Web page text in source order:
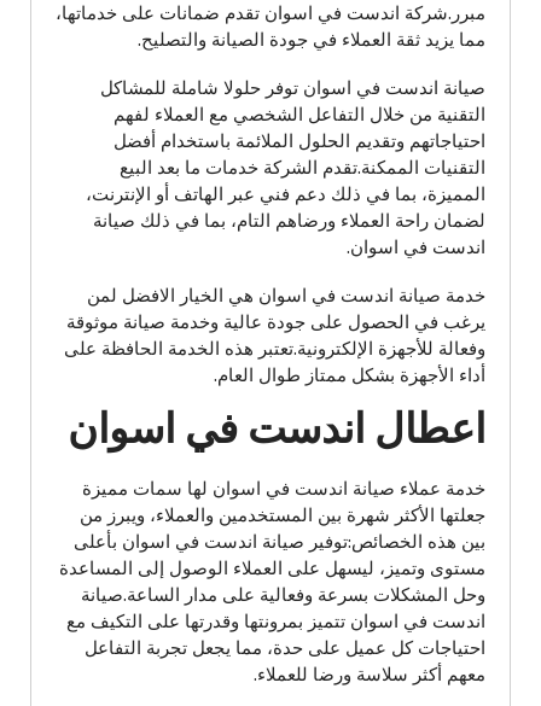
مبرر.شركة اندست في اسوان تقدم ضمانات على خدماتها،
مما يزيد ثقة العملاء في جودة الصيانة والتصليح.
صيانة اندست في اسوان توفر حلولا شاملة للمشاكل
التقنية من خلال التفاعل الشخصي مع العملاء لفهم
احتياجاتهم وتقديم الحلول الملائمة باستخدام أفضل
التقنيات الممكنة.تقدم الشركة خدمات ما بعد البيع
المميزة، بما في ذلك دعم فني عبر الهاتف أو الإنترنت،
لضمان راحة العملاء ورضاهم التام، بما في ذلك صيانة
اندست في اسوان.
خدمة صيانة اندست في اسوان هي الخيار الافضل لمن
يرغب في الحصول على جودة عالية وخدمة صيانة موثوقة
وفعالة للأجهزة الإلكترونية.تعتبر هذه الخدمة الحافظة على
أداء الأجهزة بشكل ممتاز طوال العام.
اعطال اندست في اسوان
خدمة عملاء صيانة اندست في اسوان لها سمات مميزة
جعلتها الأكثر شهرة بين المستخدمين والعملاء، ويبرز من
بين هذه الخصائص:توفير صيانة اندست في اسوان بأعلى
مستوى وتميز، ليسهل على العملاء الوصول إلى المساعدة
وحل المشكلات بسرعة وفعالية على مدار الساعة.صيانة
اندست في اسوان تتميز بمرونتها وقدرتها على التكيف مع
احتياجات كل عميل على حدة، مما يجعل تجربة التفاعل
معهم أكثر سلاسة ورضا للعملاء.